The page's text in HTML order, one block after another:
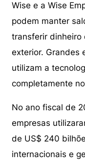
Wise e a Wise
podem manter
transferir dinheiro
exterior. Grandes
utilizam a
completamente
No ano fiscal de
empresas
de US$ 240
internacionais e